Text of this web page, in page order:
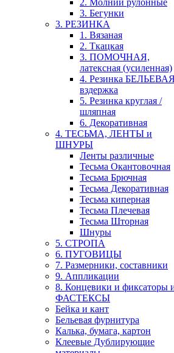
2. Молнии рулонные
3. Бегунки
3. РЕЗИНКА
1. Вязаная
2. Ткацкая
3. ПОМОЧНАЯ,
латексная (усиленная)
4. Резинка
вздержка
5. Резинка круглая /
шляпная
6. Декоративная
4. ТЕСЬМА, ЛЕНТЫ и
ШНУРЫ
Ленты различные
Тесьма Окантовочная
Тесьма Брючная
Тесьма Декоративная
Тесьма киперная
Тесьма Плечевая
Тесьма Шторная
Шнуры
5. СТРОПА
6. ПУГОВИЦЫ
7. Размерники, составники
9. Аппликации
8. Концевики и фиксаторы
ФАСТЕКСЫ
Бейка и кант
Бельевая фурнитура
Калька, бумага, картон
Клеевые Дублирующие